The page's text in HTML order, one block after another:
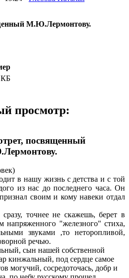
М.Ю.Лермонтову.
КБ
просмотр:
посвященный
в нашу жизнь с детства и с той
из нас до последнего часа. Он
своим и кому навеки отдал
точнее не скажешь, берет в
напряженного "железного" стиха,
звуками ,то неторопливой,
речью.
сын нашей собственной
кинжальный, под сердце самое
могучий, сосредоточась, добр и